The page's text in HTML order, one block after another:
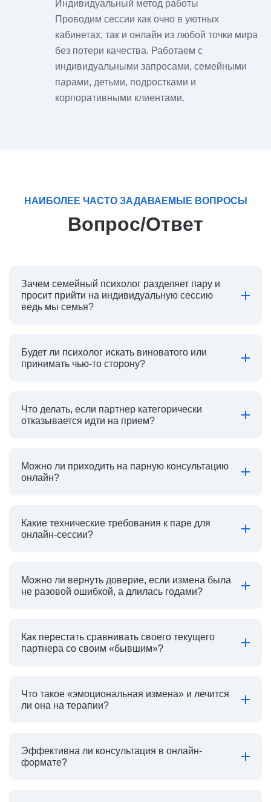
Индивидуальный метод работы
Проводим сессии как очно в уютных
кабинетах, так и онлайн из любой точки мира
без потери качества. Работаем с
индивидуальными запросами, семейными
парами, детьми, подростками и
корпоративными клиентами.
НАИБОЛЕЕ ЧАСТО ЗАДАВАЕМЫЕ ВОПРОСЫ
Вопрос/Ответ
Зачем семейный психолог разделяет пару и
просит прийти на индивидуальную сессию
ведь мы семья?
Будет ли психолог искать виноватого или
принимать чью-то сторону?
Что делать, если партнер категорически
отказывается идти на прием?
Можно ли приходить на парную консультацию
онлайн?
Какие технические требования к паре для
онлайн-сессии?
Можно ли вернуть доверие, если измена была
не разовой ошибкой, а длилась годами?
Как перестать сравнивать своего текущего
партнера со своим «бывшим»?
Что такое «эмоциональная измена» и лечится
ли она на терапии?
Эффективна ли консультация в онлайн-
формате?